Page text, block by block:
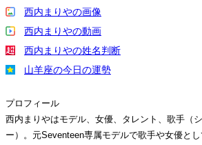
西内まりやの画像
西内まりやの動画
西内まりやの姓名判断
山羊座の今日の運勢
プロフィール
西内まりやはモデル、女優、タレント、歌手（
ー）。元Seventeen専属モデルで歌手や女優と